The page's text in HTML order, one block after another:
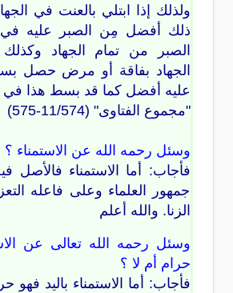
ولذلك إذا ابتلي بالعنت في
ذلك أفضل مِن الصبر عليه في
الصبر من تمام الجهاد
الجهاد بفاقة أو مرض حصل
عليه أفضل كما قد بسط هذا
"مجموع الفتاوى" (11/574-575)
وسئل رحمه الله عن الاستمناء ؟
فأجاب: أما الاستمناء فالأصل
جمهور العلماء وعلى فاعله
الزنا. والله أعلم
وسئل رحمه الله تعالى عن
حرام أم لا ؟
فأجاب: أما الاستمناء باليد فهو